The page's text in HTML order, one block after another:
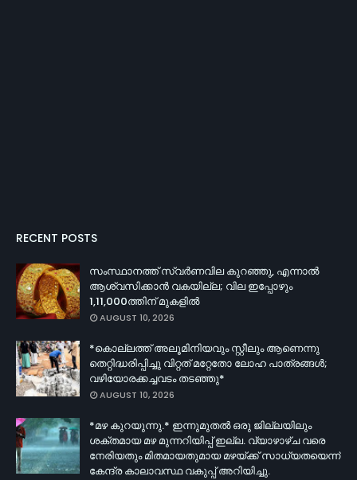
RECENT POSTS
സംസ്ഥാനത്ത് സ്വർണവില കുറഞ്ഞു, എന്നാൽ
ആശ്വസിക്കാൻ വകയില്ല; വില ഇപ്പോഴും
1,11,000ത്തിന് മുകളിൽ
AUGUST 10, 2026
*കൊല്ലത്ത് അലൂമിനിയവും സ്റ്റീലും ആണെന്നു
തെറ്റിദ്ധരിപ്പിച്ചു വിറ്റത് മറ്റേതോ ലോഹ പാത്രങ്ങൾ;
വഴിയോരക്കച്ചവടം തടഞ്ഞു*
AUGUST 10, 2026
*മഴ കുറയുന്നു.* ഇന്നുമുതല്‍ ഒരു ജില്ലയിലും
ശക്തമായ മഴ മുന്നറിയിപ്പ് ഇല്ല. വ്യാഴാഴ്ച വരെ
നേരിയതും മിതമായതുമായ മഴയ്ക്ക് സാധ്യതയെന്ന്
കേന്ദ്ര കാലാവസ്ഥ വകുപ്പ് അറിയിച്ചു.